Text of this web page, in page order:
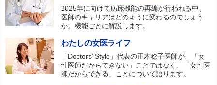
2025年に向けて病床機能の再編が行われる中、
医師のキャリアはどのように変わるのでしょう
か。機能ごとに解説します。
わたしの女医ライフ
「Doctors‘ Style」代表の正木稔子医師が、「女
性医師だからできない」ことではなく、「女性医
師だからできる」ことについて語ります。